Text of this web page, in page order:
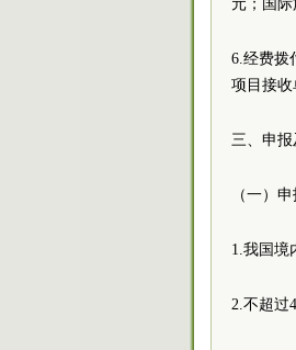
元；国
6.经费拨
项目接收
三、申报
（一）
1.我国境
2.不超过